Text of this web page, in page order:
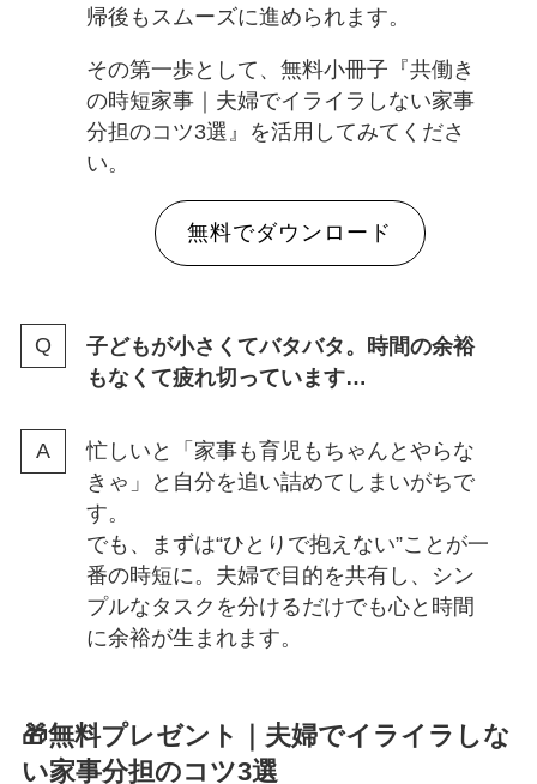
帰後もスムーズに進められます。
その第一歩として、無料小冊子『共働き
の時短家事｜夫婦でイライラしない家事
分担のコツ3選』を活用してみてくださ
い。
無料でダウンロード
子どもが小さくてバタバタ。時間の余裕
もなくて疲れ切っています…
忙しいと「家事も育児もちゃんとやらな
きゃ」と自分を追い詰めてしまいがちで
す。
でも、まずは“ひとりで抱えない”ことが一
番の時短に。夫婦で目的を共有し、シン
プルなタスクを分けるだけでも心と時間
に余裕が生まれます。
🎁無料プレゼント｜夫婦でイライラしな
い家事分担のコツ3選